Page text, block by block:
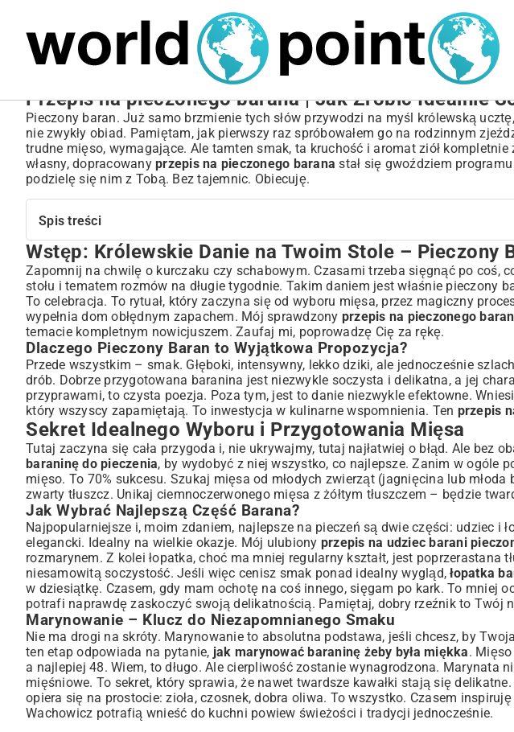
Przepis na pieczonego barana | Jak Zrobić Idealnie
Pieczony baran. Już samo brzmienie tych słów przywodzi na myśl królewską
nie zwykły obiad. Pamiętam, jak pierwszy raz spróbowałem go na rodzinnym
trudne mięso, wymagające. Ale tamten smak, ta kruchość i aromat ziół
własny, dopracowany przepis na pieczonego barana stał się gwoździem
podzielę się nim z Tobą. Bez tajemnic. Obiecuję.
Spis treści
Wstęp: Królewskie Danie na Twoim Stole – Pieczony Baran
Dlaczego Pieczony Baran to Wyjątkowa Propozycja?
Sekret Idealnego Wyboru i Przygotowania Mięsa
Jak Wybrać Najlepszą Część Barana?
Marynowanie – Klucz do Niezapomnianego Smaku
Krok po Kroku: Perfekcyjne Pieczenie Barana
Temperatura i Czas – Jak Upiec Barana na Złoto?
Techniki Pieczenia – Od Piekarnika po Rożen
Dodatki i Serwowanie – Komponowanie Prawdziwej Uczty
Idealne Dodatki Warzywne i Sosy
Propozycje Win i Napojów do Pieczonego Barana
Wskazówki Mistrza Kuchni i Najczęstsze Pytania
Jak Uniknąć Wysuszenia Mięsa?
Przepis na Pieczonego Barana w Nowej Odsłonie – Wariacje Smakowe
Podsumowanie: Twoje Kulinarne Arcydzieło
Wstęp: Królewskie Danie na Twoim Stole – Pieczony
Zapomnij na chwilę o kurczaku czy schabowym. Czasami trzeba sięgnąć po coś,
stołu i tematem rozmów na długie tygodnie. Takim daniem jest właśnie pieczony
To celebracja. To rytuał, który zaczyna się od wyboru mięsa, przez magiczny
wypełnia dom obłędnym zapachem. Mój sprawdzony przepis na pieczonego
temacie kompletnym nowicjuszem. Zaufaj mi, poprowadzę Cię za rękę.
Dlaczego Pieczony Baran to Wyjątkowa Propozycja?
Przede wszystkim – smak. Głęboki, intensywny, lekko dziki, ale jednocześnie
drób. Dobrze przygotowana baranina jest niezwykle soczysta i delikatna, a jej
przyprawami, to czysta poezja. Poza tym, jest to danie niezwykle efektowne.
który wszyscy zapamiętają. To inwestycja w kulinarne wspomnienia. Ten przepis
Sekret Idealnego Wyboru i Przygotowania Mięsa
Tutaj zaczyna się cała przygoda i, nie ukrywajmy, tutaj najłatwiej o błąd. Ale bez
baraninę do pieczenia, by wydobyć z niej wszystko, co najlepsze. Zanim w ogóle
mięso. To 70% sukcesu. Szukaj mięsa od młodych zwierząt (jagnięcina lub
zwarty tłuszcz. Unikaj ciemnoczerwonego mięsa z żółtym tłuszczem – będzie
Jak Wybrać Najlepszą Część Barana?
Najpopularniejsze i, moim zdaniem, najlepsze na pieczeń są dwie części: udziec i
elegancki. Idealny na wielkie okazje. Mój ulubiony przepis na udziec barani
rozmarynem. Z kolei łopatka, choć ma mniej regularny kształt, jest poprzerastana
niesamowitą soczystość. Jeśli więc cenisz smak ponad idealny wygląd,łopatka
w dziesiątkę. Czasem, gdy mam ochotę na coś innego, sięgam po kark. To mniej
potrafi naprawdę zaskoczyć swoją delikatnością. Pamiętaj, dobry rzeźnik to Twój
Marynowanie – Klucz do Niezapomnianego Smaku
Nie ma drogi na skróty. Marynowanie to absolutna podstawa, jeśli chcesz, by
ten etap odpowiada na pytanie, jak marynować baraninę żeby była miękka.
a najlepiej 48. Wiem, to długo. Ale cierpliwość zostanie wynagrodzona. Marynata
mięśniowe. To sekret, który sprawia, że nawet twardsze kawałki stają się
opiera się na prostocie: zioła, czosnek, dobra oliwa. To wszystko. Czasem
Wachowicz potrafią wnieść do kuchni powiew świeżości i tradycji jednocześnie.